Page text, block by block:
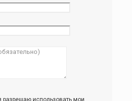
разрешаю использовать мои